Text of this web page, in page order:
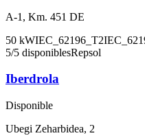
A-1, Km. 451 DE
50 kWIEC_62196_T2
5/5 disponiblesRepsol
Iberdrola
Disponible
Ubegi Zeharbidea, 2